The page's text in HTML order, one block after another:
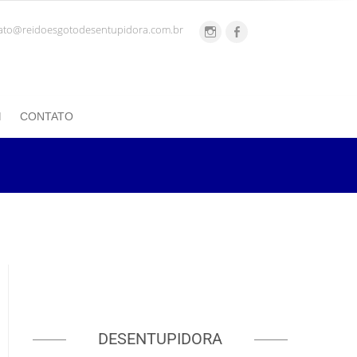
CONTATO
DESENTUPIDORA